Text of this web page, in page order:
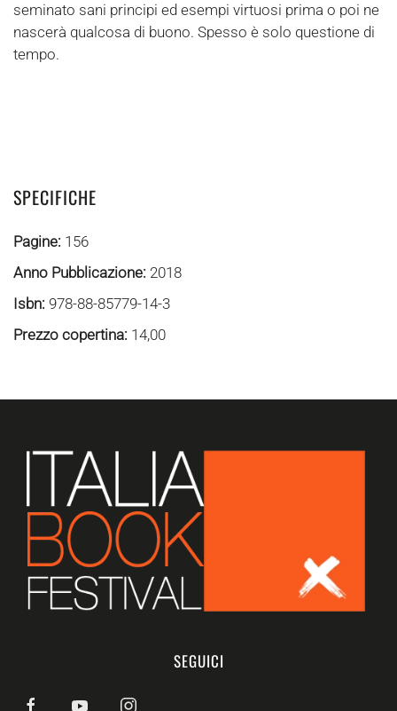
seminato sani principi ed esempi virtuosi prima o poi ne
nascerà qualcosa di buono. Spesso è solo questione di
tempo.
SPECIFICHE
Pagine: 156
Anno Pubblicazione: 2018
Isbn: 978-88-85779-14-3
Prezzo copertina: 14,00
SEGUICI